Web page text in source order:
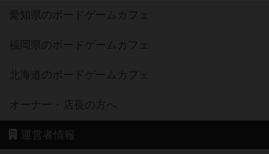
愛知県のボードゲームカフェ
福岡県のボードゲームカフェ
北海道のボードゲームカフェ
オーナー・店長の方へ
運営者情報